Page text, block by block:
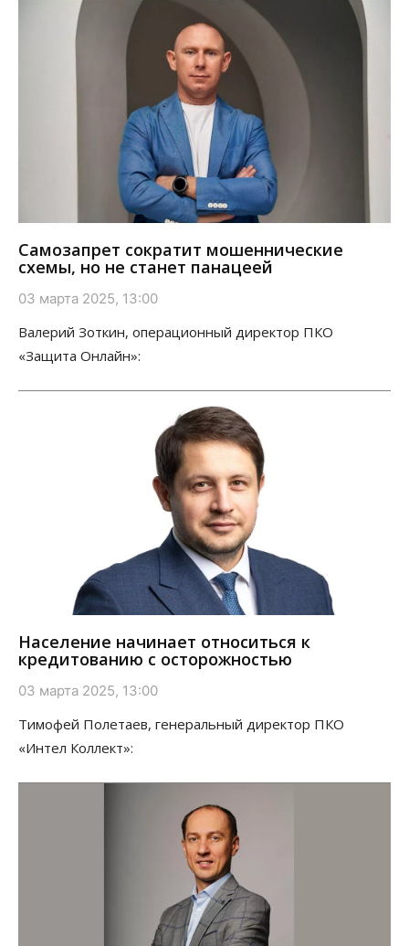
Самозапрет сократит мошеннические
схемы, но не станет панацеей
03 марта 2025, 13:00
Валерий Зоткин, операционный директор ПКО
«Защита Онлайн»:
Население начинает относиться к
кредитованию с осторожностью
03 марта 2025, 13:00
Тимофей Полетаев, генеральный директор ПКО
«Интел Коллект»: